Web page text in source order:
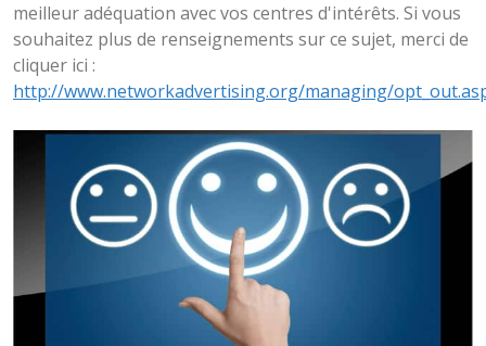
meilleur adéquation avec vos centres d'intérêts. Si vous
souhaitez plus de renseignements sur ce sujet, merci de
cliquer ici :
http://www.networkadvertising.org/managing/